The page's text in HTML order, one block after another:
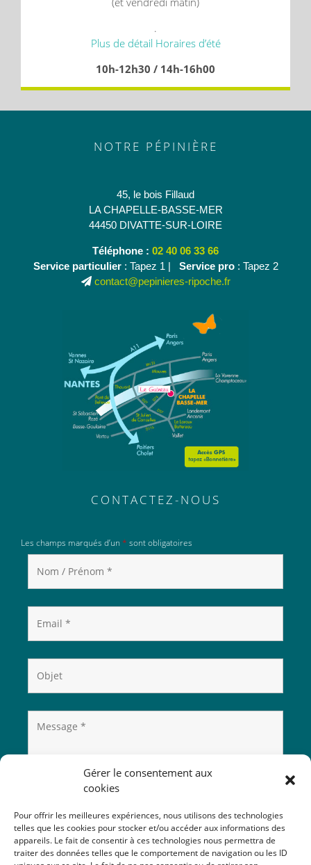
Gérer le consentement aux
cookies
Pour offrir les meilleures expériences, nous utilisons des technologies
telles que les cookies pour stocker et/ou accéder aux informations des
appareils. Le fait de consentir à ces technologies nous permettra de
traiter des données telles que le comportement de navigation ou les ID
.
Plus de détail Horaires d’été
10h-12h30 / 14h-16h00
NOTRE PÉPINIÈRE
45, le bois Fillaud
LA CHAPELLE-BASSE-MER
44450 DIVATTE-SUR-LOIRE
Téléphone : 02 40 06 33 66
Service particulier: Tapez 1 | Service pro: Tapez 2
contact@pepinieres-ripoche.fr
CONTACTEZ-NOUS
Les champs marqués d’un * sont obligatoires